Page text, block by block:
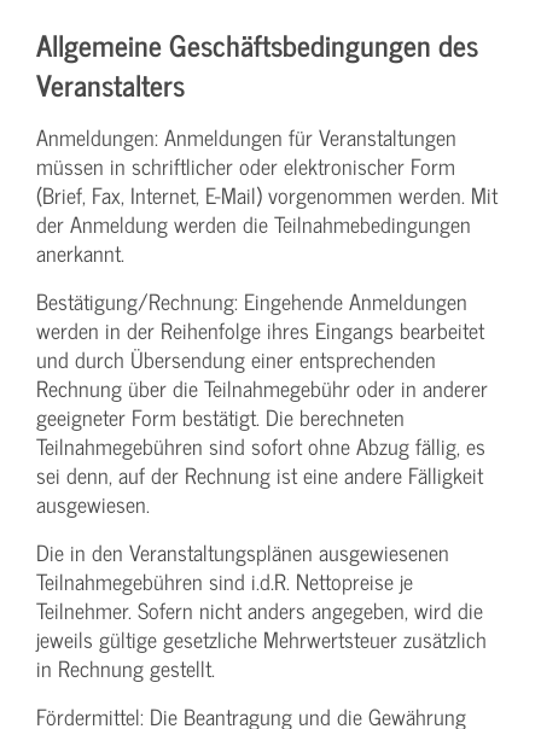
Allgemeine Geschäftsbedingungen des
Veranstalters
Anmeldungen: Anmeldungen für Veranstaltungen
müssen in schriftlicher oder elektronischer Form
(Brief, Fax, Internet, E-Mail) vorgenommen werden. Mit
der Anmeldung werden die Teilnahme­bedingungen
anerkannt.
Bestätigung­/Rechnung: Eingehende Anmeldungen
werden in der Reihenfolge ihres Eingangs bearbeitet
und durch Übersendung einer entsprechenden
Rechnung über die Teilnahmegebühr oder in anderer
geeigneter Form bestätigt. Die berechneten
Teilnahmegebühren sind sofort ohne Abzug fällig, es
sei denn, auf der Rechnung ist eine andere Fälligkeit
ausgewiesen.
Die in den Veranstaltungsplänen ausgewiesenen
Teilnahmegebühren sind i.d.R. Nettopreise je
Teilnehmer. Sofern nicht anders angegeben, wird die
jeweils gültige gesetzliche Mehrwertsteuer zusätzlich
in Rechnung gestellt.
Fördermittel: Die Beantragung und die Gewährung